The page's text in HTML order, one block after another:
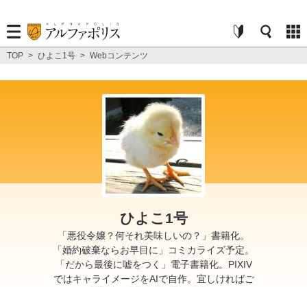
TOP > ひよこ1号 > Webコンテンツ
ひよこ1号
「悪役令嬢？何それ美味しいの？」書籍化。
「婚約破棄ならお早目に」コミカライズ予定。
「だから最後に嘘をつく」電子書籍化。PIXIV
ではキャライメージをAIで自作。宜しければご